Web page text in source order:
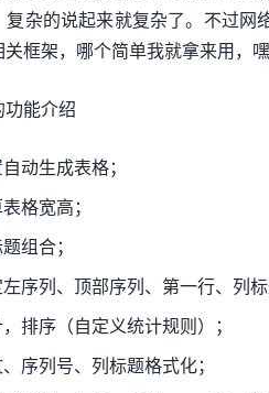
复杂的说起来就复杂了。不过
框架，哪个简单我就拿来用，
功能介绍
动生成表格；
格宽高；
组合；
序列、顶部序列、第一行、列
排序（自定义统计规则）；
序列号、列标题格式化；